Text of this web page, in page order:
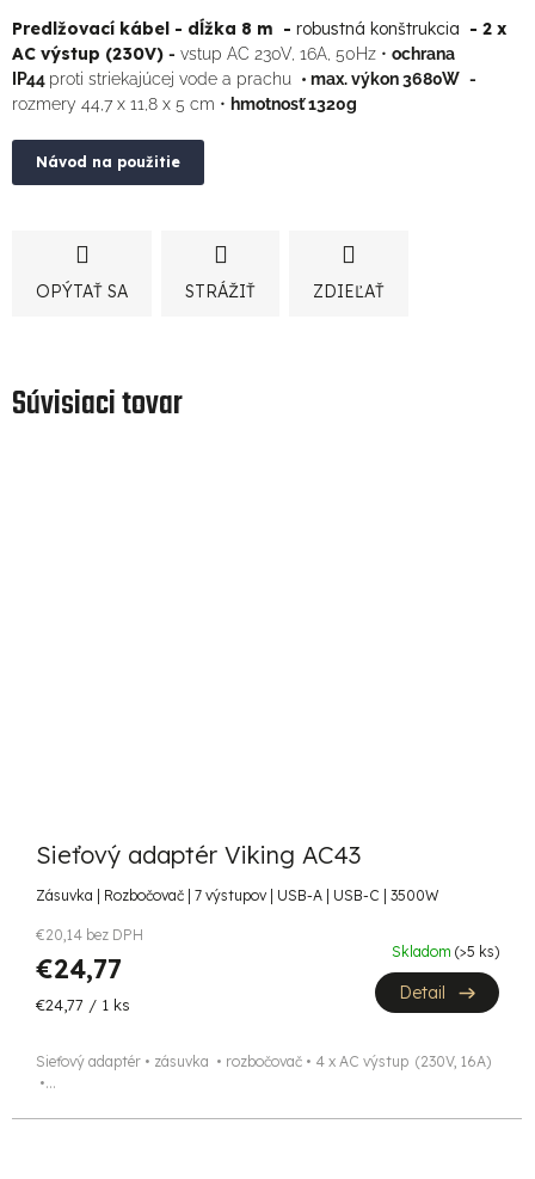
Predlžovací kábel - dĺžka 8 m - robustná konštrukcia - 2 x
AC výstup (230V) - vstup AC 230V, 16A, 50Hz • ochrana
IP44 proti striekajúcej vode a prachu • max. výkon 3680W -
rozmery 44,7 x 11,8 x 5 cm • hmotnosť 1320g
Návod na použitie
OPÝTAŤ SA STRÁŽIŤ ZDIEĽAŤ
Súvisiaci tovar
Sieťový adaptér Viking AC43
Zásuvka | Rozbočovač | 7 výstupov | USB-A | USB-C | 3500W
€20,14 bez DPH
€24,77
Jednotková
€24,77 / 1 ks
Skladom (>5 ks)
Detail
Sieťový adaptér • zásuvka • rozbočovač • 4 x AC výstup (230V, 16A)
•...